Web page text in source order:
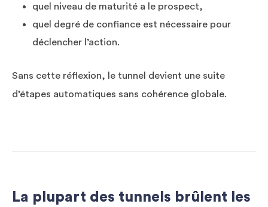
quel niveau de maturité a le prospect,
quel degré de confiance est nécessaire pour
déclencher l’action.
Sans cette réflexion, le tunnel devient une suite
d’étapes automatiques sans cohérence globale.
La plupart des tunnels brûlent les